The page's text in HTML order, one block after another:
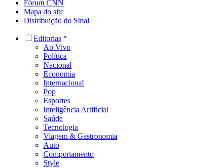
Fórum CNN
Mapa do site
Distribuição do Sinal
Editorias
Ao Vivo
Política
Nacional
Economia
Internacional
Pop
Esportes
Inteligência Artificial
Saúde
Tecnologia
Viagem & Gastronomia
Auto
Comportamento
Style